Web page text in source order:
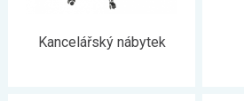
Kancelářský nábytek